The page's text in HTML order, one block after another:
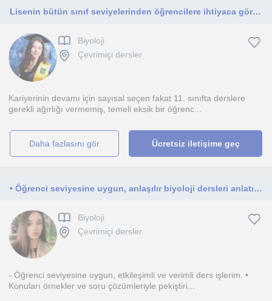
Lisenin bütün sınıf seviyelerinden öğrencilere ihtiyaca göre yazılı sınavlar için ya da YKS sınavı için ders anlatmaya uygunum.
Biyoloji
Çevrimiçi dersler
Kariyerinin devamı için sayısal seçen fakat 11. sınıfta derslere
gerekli ağırlığı vermemiş, temeli eksik bir öğrenc...
daha fazlasını gör Ücretsiz iletişime geç
• Öğrenci seviyesine uygun, anlaşılır biyoloji dersleri anlatıyorum
Biyoloji
Çevrimiçi dersler
- Öğrenci seviyesine uygun, etkileşimli ve verimli ders işlerim. •
Konuları örnekler ve soru çözümleriyle pekiştiri...